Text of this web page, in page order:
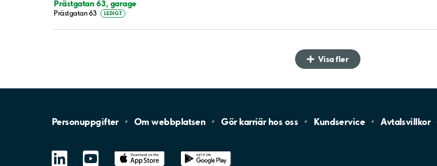
Prästgatan 63, garage
Prästgatan 63 LEDIGT
Visa fler
Personuppgifter Omwebbplatsen Gör karriär hos oss Kundservice Avtalsvillkor